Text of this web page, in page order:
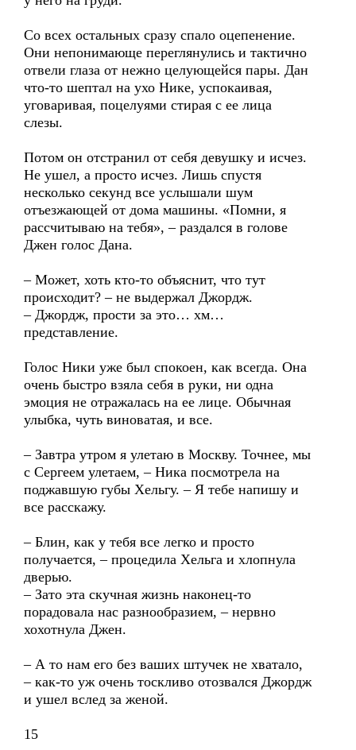
Со всех остальных сразу спало оцепенение.
Они непонимающе переглянулись и тактично
отвели глаза от нежно целующейся пары. Дан
что-то шептал на ухо Нике, успокаивая,
уговаривая, поцелуями стирая с ее лица
слезы.
Потом он отстранил от себя девушку и исчез.
Не ушел, а просто исчез. Лишь спустя
несколько секунд все услышали шум
отъезжающей от дома машины. «Помни, я
рассчитываю на тебя», – раздался в голове
Джен голос Дана.
– Может, хоть кто-то объяснит, что тут
происходит? – не выдержал Джордж.
– Джордж, прости за это… хм…
представление.
Голос Ники уже был спокоен, как всегда. Она
очень быстро взяла себя в руки, ни одна
эмоция не отражалась на ее лице. Обычная
улыбка, чуть виноватая, и все.
– Завтра утром я улетаю в Москву. Точнее, мы
с Сергеем улетаем, – Ника посмотрела на
поджавшую губы Хельгу. – Я тебе напишу и
все расскажу.
– Блин, как у тебя все легко и просто
получается, – процедила Хельга и хлопнула
дверью.
– Зато эта скучная жизнь наконец-то
порадовала нас разнообразием, – нервно
хохотнула Джен.
– А то нам его без ваших штучек не хватало,
– как-то уж очень тоскливо отозвался Джордж
и ушел вслед за женой.
15